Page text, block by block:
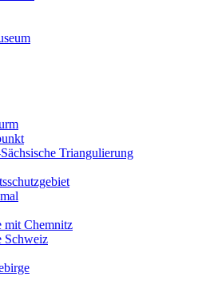
Triangulierung
mit Chemnitz
Schweiz